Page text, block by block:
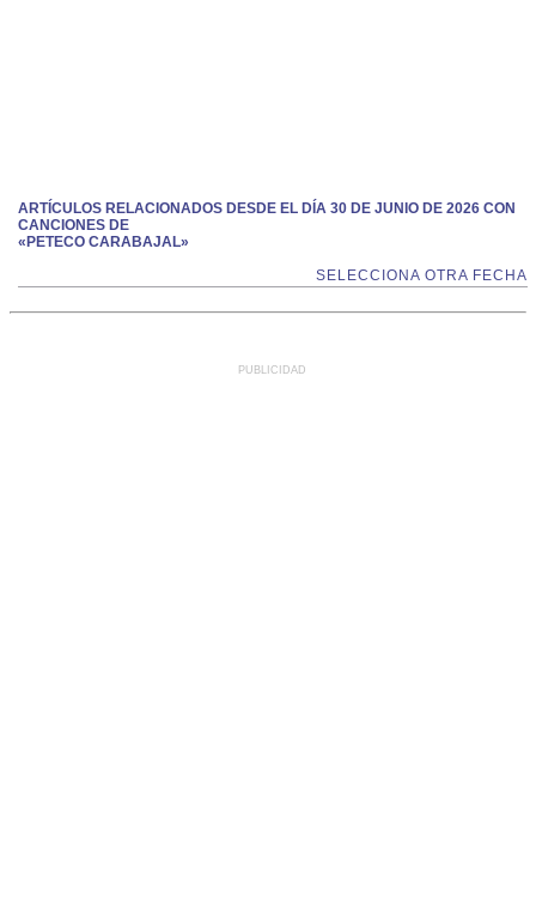
ARTÍCULOS RELACIONADOS DESDE EL DÍA 30 DE JUNIO DE 2026 CON
CANCIONES DE
«PETECO CARABAJAL»
SELECCIONA OTRA FECHA
PUBLICIDAD